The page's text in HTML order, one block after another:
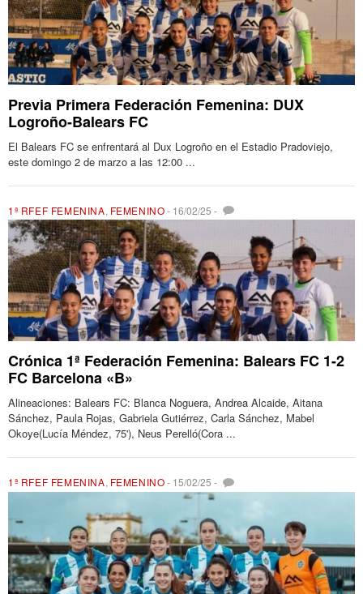
Previa Primera Federación Femenina: DUX
Logroño-Balears FC
El Balears FC se enfrentará al Dux Logroño en el Estadio Pradoviejo,
este domingo 2 de marzo a las 12:00 ...
1ª RFEF FEMENINA, FEMENINO- 16/02/25 -
Crónica 1ª Federación Femenina: Balears FC 1-2
FC Barcelona «B»
Alineaciones: Balears FC: Blanca Noguera, Andrea Alcaide, Aitana
Sánchez, Paula Rojas, Gabriela Gutiérrez, Carla Sánchez, Mabel
Okoye(Lucía Méndez, 75'), Neus Perelló(Cora ...
1ª RFEF FEMENINA, FEMENINO- 15/02/25 -